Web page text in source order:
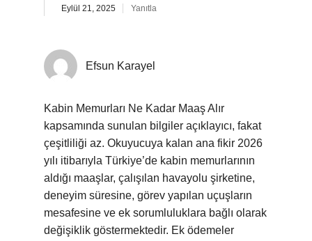
Eylül 21, 2025 Yanıtla
Efsun Karayel
Kabin Memurları Ne Kadar Maaş Alır
kapsamında sunulan bilgiler açıklayıcı, fakat
çeşitliliği az. Okuyucuya kalan ana fikir 2026
yılı itibarıyla Türkiye’de kabin memurlarının
aldığı maaşlar, çalışılan havayolu şirketine,
deneyim süresine, görev yapılan uçuşların
mesafesine ve ek sorumluluklara bağlı olarak
değişiklik göstermektedir. Ek ödemeler